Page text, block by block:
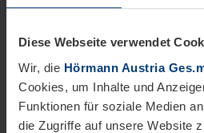
Diese Webseite verwendet
Wir, die Hörmann Austria
Cookies, um Inhalte und
Funktionen für soziale Medien
die Zugriffe auf unsere Website